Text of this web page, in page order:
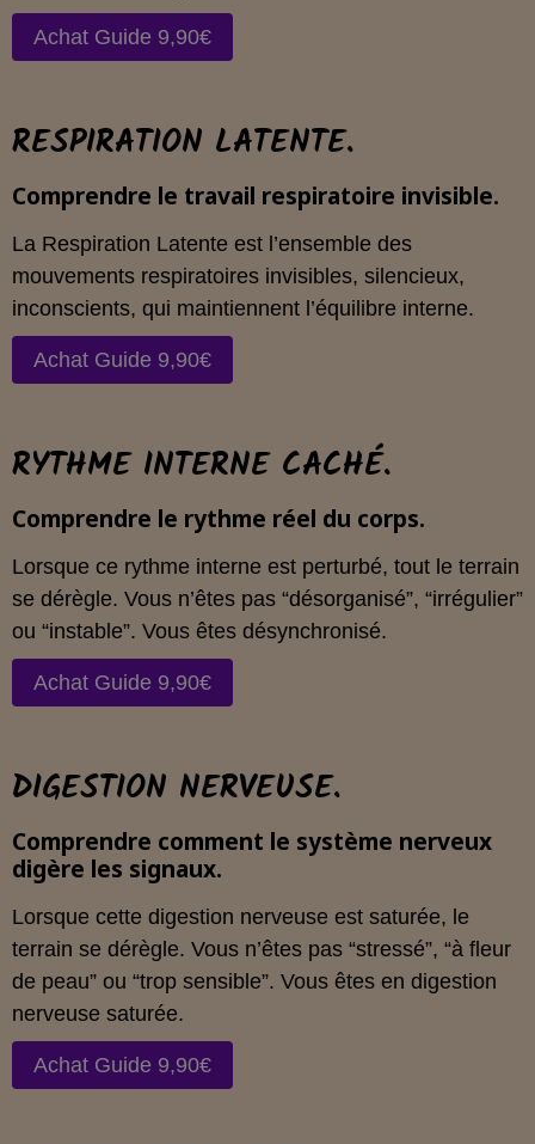
Achat Guide 9,90€
RESPIRATION LATENTE.
Comprendre le travail respiratoire invisible.
La Respiration Latente est l’ensemble des
mouvements respiratoires invisibles, silencieux,
inconscients, qui maintiennent l’équilibre interne.
Achat Guide 9,90€
RYTHME INTERNE CACHÉ.
Comprendre le rythme réel du corps.
Lorsque ce rythme interne est perturbé, tout le terrain
se dérègle. Vous n’êtes pas “désorganisé”, “irrégulier”
ou “instable”. Vous êtes désynchronisé.
Achat Guide 9,90€
DIGESTION NERVEUSE.
Comprendre comment le système nerveux
digère les signaux.
Lorsque cette digestion nerveuse est saturée, le
terrain se dérègle. Vous n’êtes pas “stressé”, “à fleur
de peau” ou “trop sensible”. Vous êtes en digestion
nerveuse saturée.
Achat Guide 9,90€